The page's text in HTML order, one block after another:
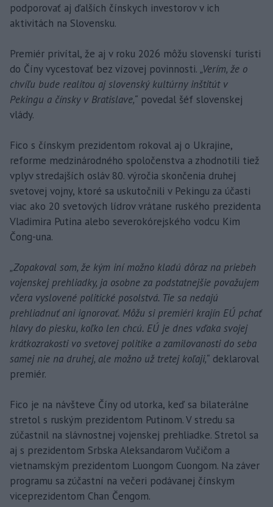
podporovať aj ďalších čínskych investorov v ich
aktivitách na Slovensku.
Premiér privítal, že aj v roku 2026 môžu slovenskí turisti
do Číny vycestovať bez vízovej povinnosti. „Verím, že o
chvíľu bude realitou aj slovenský kultúrny inštitút v
Pekingu a čínsky v Bratislave,“ povedal šéf slovenskej
vlády.
Fico s čínskym prezidentom rokoval aj o Ukrajine,
reforme medzinárodného spoločenstva a zhodnotili tiež
vplyv stredajších osláv 80. výročia skončenia druhej
svetovej vojny, ktoré sa uskutočnili v Pekingu za účasti
viac ako 20 svetových lídrov vrátane ruského prezidenta
Vladimira Putina alebo severokórejského vodcu Kim
Čong-una.
„Zopakoval som, že kým iní možno kladú dôraz na priebeh
vojenskej prehliadky, ja osobne za podstatnejšie považujem
včera vyslovené politické posolstvá. Tie sa nedajú
prehliadnuť ani ignorovať. Môžu si premiéri krajín EÚ pchať
hlavy do piesku, koľko len chcú. EÚ je dnes vďaka svojej
krátkozrakosti vo svetovej politike a zamilovanosti do seba
samej nie na druhej, ale možno už tretej koľaji,“ deklaroval
premiér.
Fico je na návšteve Číny od utorka, keď sa bilaterálne
stretol s ruským prezidentom Putinom. V stredu sa
zúčastnil na slávnostnej vojenskej prehliadke. Stretol sa
aj s prezidentom Srbska Aleksandarom Vučičom a
vietnamským prezidentom Luongom Cuongom. Na záver
programu sa zúčastní na večeri podávanej čínskym
viceprezidentom Chan Čengom.